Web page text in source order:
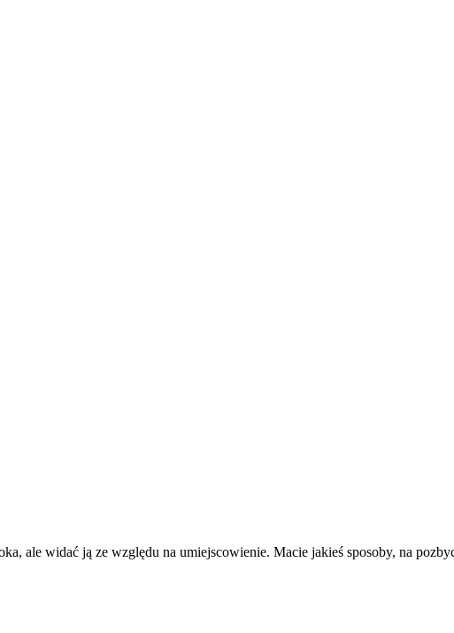
ale widać ją ze względu na umiejscowienie. Macie jakieś sposoby, na